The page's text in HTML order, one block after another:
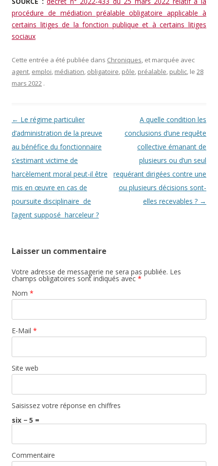
procédure de médiation préalable obligatoire applicable à
certains litiges de la fonction publique et à certains litiges
sociaux
Cette entrée a été publiée dans Chroniques, et marquée avec
agent, emploi, médiation, obligatoire, pôle, préalable, public, le 28
mars 2022 .
Navigation des articles
← Le régime particulier
d’administration de la preuve
au bénéfice du fonctionnaire
s’estimant victime de
harcèlement moral peut-il être
mis en œuvre en cas de
poursuite disciplinaire de
l’agent supposé harceleur ?
A quelle condition les
conclusions d’une requête
collective émanant de
plusieurs ou d’un seul
requérant dirigées contre une
ou plusieurs décisions sont-
elles recevables ? →
Laisser un commentaire
Votre adresse de messagerie ne sera pas publiée. Les
champs obligatoires sont indiqués avec *
Nom *
E-Mail *
Site web
Saisissez votre réponse en chiffres
six − 5 =
Commentaire